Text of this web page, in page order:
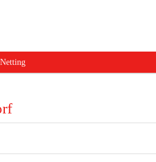
Netting
Mannschaft